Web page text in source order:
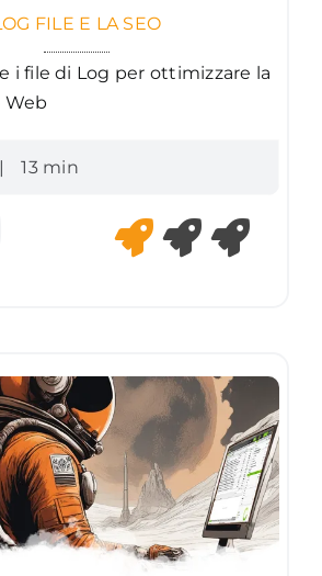
FILE E LA SEO
i file di Log per ottimizzare la
Web
| 13 min